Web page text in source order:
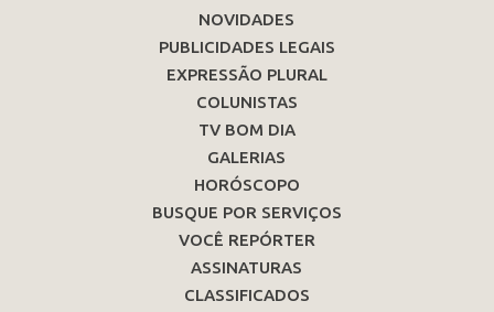
NOVIDADES
PUBLICIDADES LEGAIS
EXPRESSÃO PLURAL
COLUNISTAS
TV BOM DIA
GALERIAS
HORÓSCOPO
BUSQUE POR SERVIÇOS
VOCÊ REPÓRTER
ASSINATURAS
CLASSIFICADOS